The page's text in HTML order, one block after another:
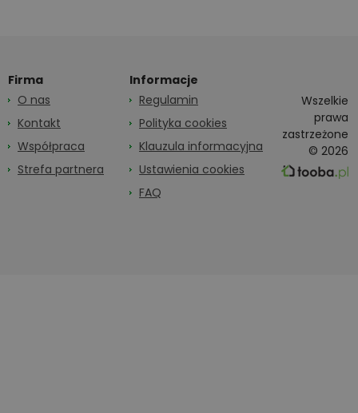
Firma
O nas
Kontakt
Współpraca
Strefa partnera
Informacje
Regulamin
Polityka cookies
Klauzula informacyjna
Ustawienia cookies
FAQ
Wszelkie
prawa
zastrzeżone
© 2026